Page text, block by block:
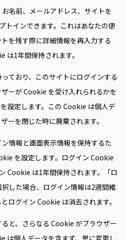
名前、メールアドレス、サイトを
トインできます。これはあなたの便
を残す際に詳細情報を再入力する
は1年間保持されます。
ており、このサイトにログインする
ーが Cookie を受け入れられるかを
設定します。この Cookie は個人デ
ーを閉じた時に廃棄されます。
情報と画面表示情報を保持するた
を設定します。ログイン Cookie
Cookie は1年間保持されます。「ロ
した場合、ログイン情報は2週間維
ログイン Cookie は消去されます。
と、さらなる Cookie がブラウザー
は個人データを含まず、単に変更し